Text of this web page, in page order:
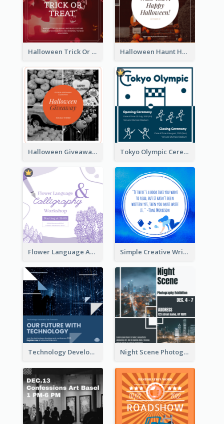
Halloween Trick Or Treat Instagram Post Halloween Haunt House Instagram Post
Halloween Giveaway Instagram Post Tokyo Olympic Ceremony Instagram Post
Flower Language And Calligraphy Instagram Post Simple Creative Writing Quote Instagram Post
Technology Development Conference Instagram Post Night Scene Photography Exhibition Instagram Post